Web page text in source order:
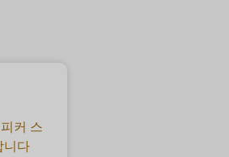
커 스
니다